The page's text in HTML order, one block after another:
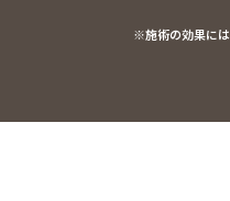
※施術の効果には